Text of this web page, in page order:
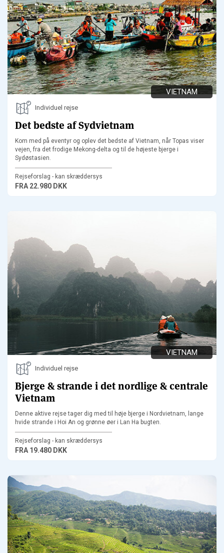
VIETNAM
Individuel rejse
Det bedste af Sydvietnam
Kom med på eventyr og oplev det bedste af Vietnam, når Topas viser
vejen, fra det frodige Mekong-delta og til de højeste bjerge i
Sydøstasien.
Rejseforslag - kan skræddersys
FRA22.980 DKK
VIETNAM
Individuel rejse
Bjerge & strande i det nordlige & centrale
Vietnam
Denne aktive rejse tager dig med til høje bjerge i Nordvietnam, lange
hvide strande i Hoi An og grønne øer i Lan Ha bugten.
Rejseforslag - kan skræddersys
FRA19.480 DKK